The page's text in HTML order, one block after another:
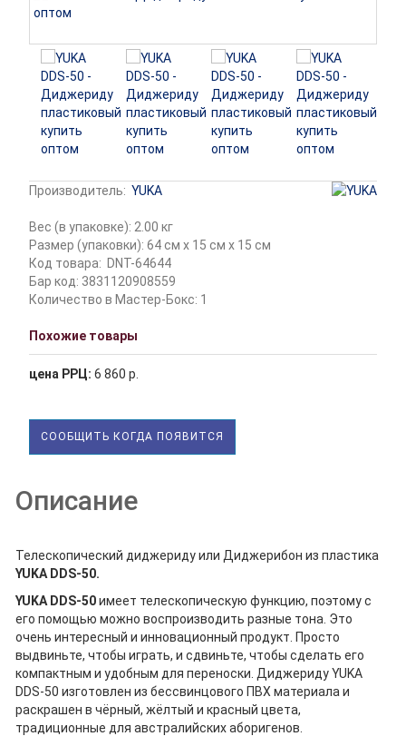
Производитель: YUKA
Вес (в упаковке): 2.00 кг
Размер (упаковки): 64 см x 15 см x 15 см
Код товара: DNT-64644
Бар код: 3831120908559
Количество в Мастер-Бокс: 1
Похожие товары
цена РРЦ: 6 860 р.
СООБЩИТЬ КОГДА ПОЯВИТСЯ
Описание
Телескопический диджериду или Диджерибон из пластика
YUKA DDS-50.
YUKA DDS-50имеет телескопическую функцию, поэтому с
его помощью можно воспроизводить разные тона. Это
очень интересный и инновационный продукт. Просто
выдвиньте, чтобы играть, и сдвиньте, чтобы сделать его
компактным и удобным для переноски. Диджериду YUKA
DDS-50 изготовлен из бессвинцового ПВХ материала и
раскрашен в чёрный, жёлтый и красный цвета,
традиционные для австралийских аборигенов.